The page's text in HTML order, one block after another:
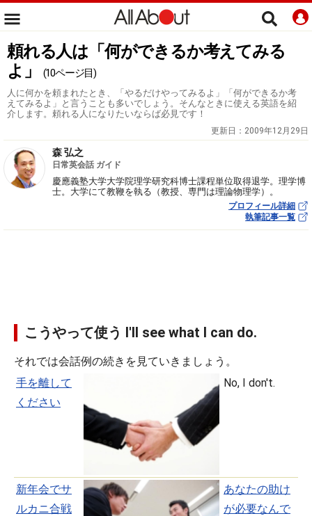
頼れる人は「何ができるか考えてみる
よ」
(10ページ目)
人に何かを頼まれたとき、「やるだけやってみるよ」「何ができるか考
えてみるよ」と言うことも多いでしょう。そんなときに使える英語を紹
介します。頼れる人になりたいならば必見です！
更新日： 2009年12月29日
森 弘之
日常英会話 ガイド
慶應義塾大学大学院理学研究科博士課程単位取得退学。理学博
士。大学にて教鞭を執る（教授、専門は理論物理学）。
プロフィール詳細
執筆記事一覧
こうやって使う I'll see what I can do.
それでは会話例の続きを見ていきましょう。
手を離して
ください
No, I don't.
新年会でサ
ルカニ合戦
あなたの助け
が必要なんで